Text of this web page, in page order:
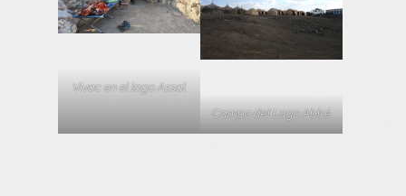
Vivac en el lago Assal
Campo del Lago Abbé